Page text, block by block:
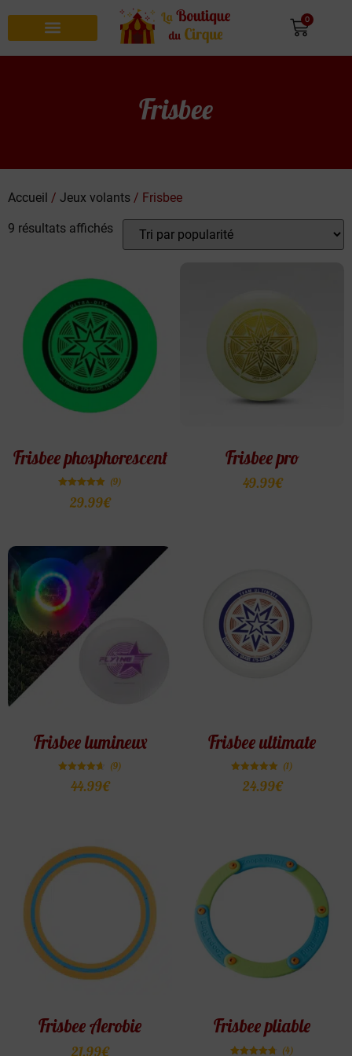
0
Frisbee
Accueil / Jeux volants / Frisbee
9 résultats affichés
Frisbee phosphorescent
4.89
(9)
29.99€
Frisbee pro
49.99€
Frisbee lumineux
4.67
(9)
44.99€
Frisbee ultimate
5.00
(1)
24.99€
Frisbee Aerobie
21.99€
Frisbee pliable
(4)